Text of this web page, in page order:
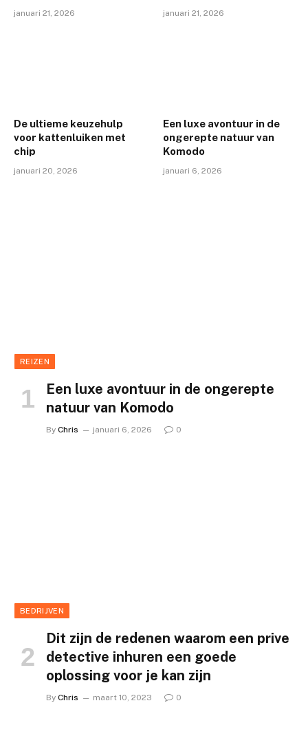
januari 21, 2026 januari 21, 2026
De ultieme keuzehulp
voor kattenluiken met
chip
januari 20, 2026
Een luxe avontuur in de
ongerepte natuur van
Komodo
januari 6, 2026
REIZEN
Een luxe avontuur in de ongerepte
natuur van Komodo
By Chris januari 6, 2026 0
BEDRIJVEN
Dit zijn de redenen waarom een prive
detective inhuren een goede
oplossing voor je kan zijn
By Chris maart 10, 2023 0